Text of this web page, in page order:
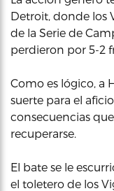
Detroit, donde los
de la Serie de
perdieron por 5-2
Como es lógico, a
suerte para el
consecuencias
recuperarse.
El bate se le
el toletero de los